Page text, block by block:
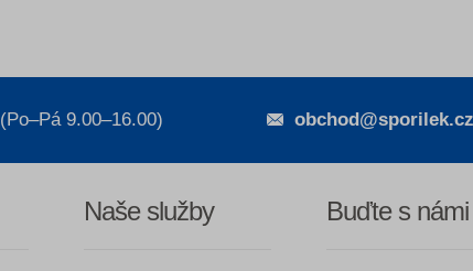
(Po–Pá 9.00–16.00) obchod@sporilek.cz
Naše služby Buďte s námi